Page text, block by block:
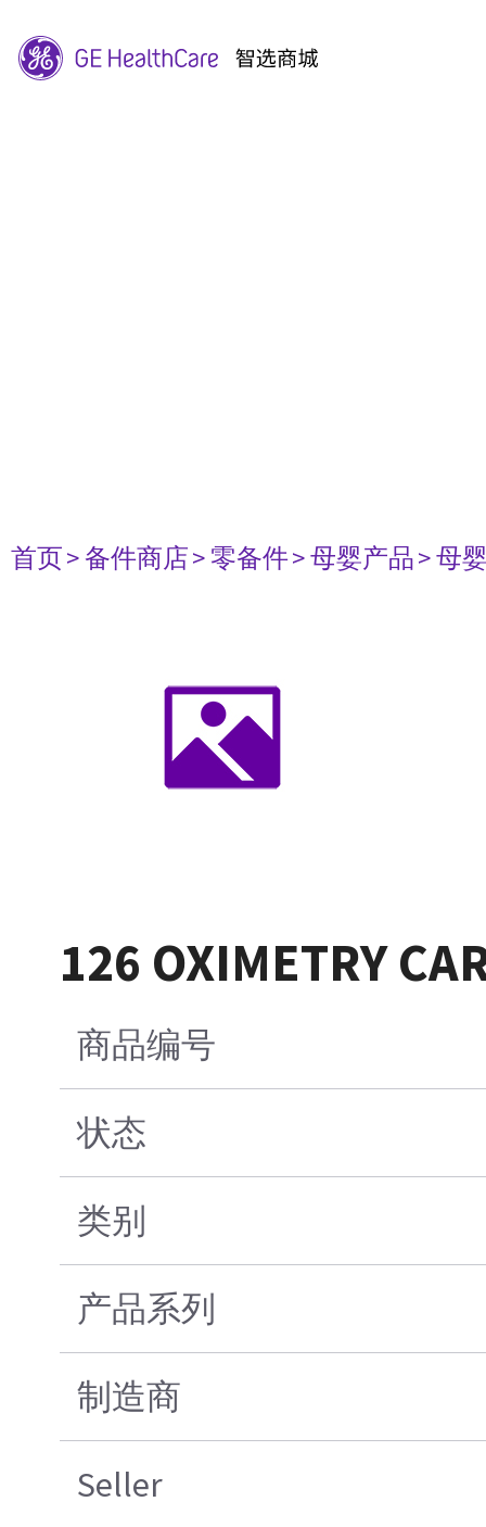
首页> 备件商店> 零备件> 母婴产品> 母
126 OXIMETRY
商品编号
状态
类别
产品系列
制造商
Seller